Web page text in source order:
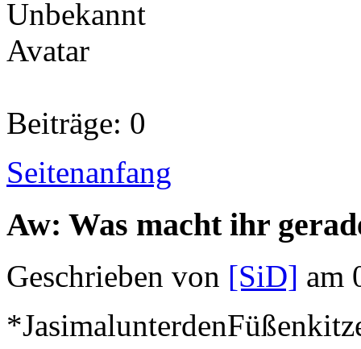
Beiträge: 0
Seitenanfang
Aw: Was macht ihr
Geschrieben von [SiD] am